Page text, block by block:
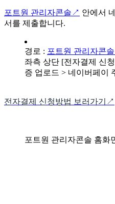
포트원 관리자콘솔↗ 안에서
서를 제출합니다.
경로 : 포트원 관리자콘
좌측 상단 [전자결제 신
증 업로드 > 네이버페이
전자결제 신청방법 보러가기↗
포트원 관리자콘솔 홈화